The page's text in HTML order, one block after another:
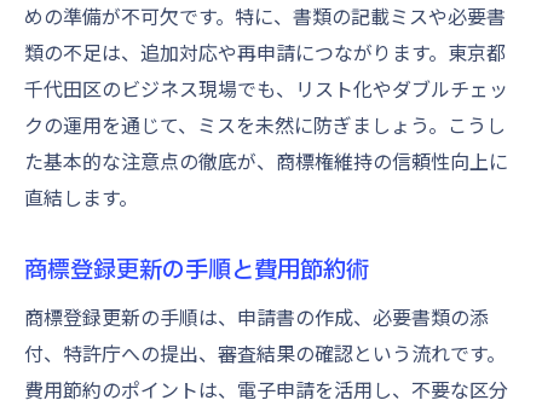
めの準備が不可欠です。特に、書類の記載ミスや必要書
類の不足は、追加対応や再申請につながります。東京都
千代田区のビジネス現場でも、リスト化やダブルチェッ
クの運用を通じて、ミスを未然に防ぎましょう。こうし
た基本的な注意点の徹底が、商標権維持の信頼性向上に
直結します。
商標登録更新の手順と費用節約術
商標登録更新の手順は、申請書の作成、必要書類の添
付、特許庁への提出、審査結果の確認という流れです。
費用節約のポイントは、電子申請を活用し、不要な区分